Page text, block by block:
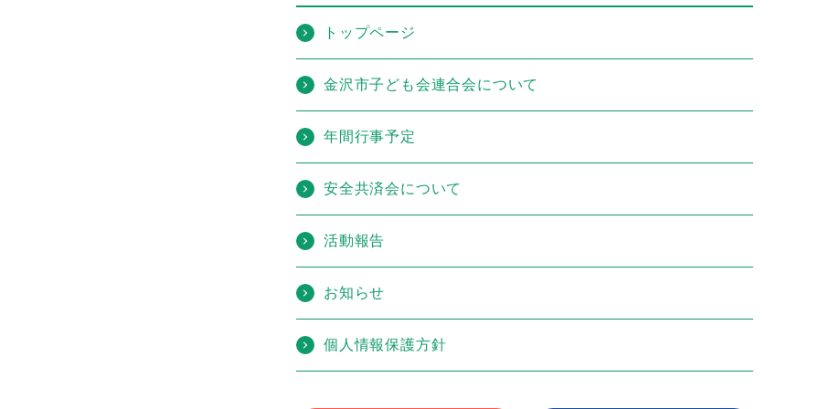
トップページ
金沢市子ども会連合会について
年間行事予定
安全共済会について
活動報告
お知らせ
個人情報保護方針